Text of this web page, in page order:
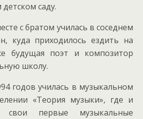
саду.
с братом училась в соседнем
куда приходилось ездить на
будущая поэт и композитор
школу.
годов училась в музыкальном
«Теория музыки», где и
свои первые музыкальные